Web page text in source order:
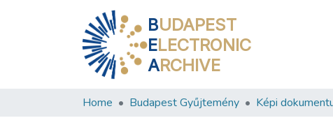
BUDAPEST
ELECTRONIC
ARCHIVE
Home Budapest Gyűjtemény Képi